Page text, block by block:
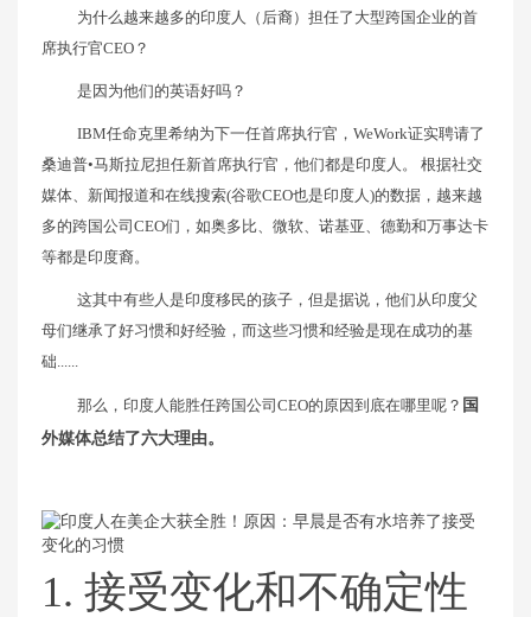
为什么越来越多的印度人（后裔）担任了大型跨国企业的首
席执行官CEO？
是因为他们的英语好吗？
IBM任命克里希纳为下一任首席执行官，WeWork证实聘请了
桑迪普•马斯拉尼担任新首席执行官，他们都是印度人。 根据社交
媒体、新闻报道和在线搜索(谷歌CEO也是印度人)的数据，越来越
多的跨国公司CEO们，如奥多比、微软、诺基亚、德勤和万事达卡
等都是印度裔。
这其中有些人是印度移民的孩子，但是据说，他们从印度父
母们继承了好习惯和好经验，而这些习惯和经验是现在成功的基
础......
那么，印度人能胜任跨国公司CEO的原因到底在哪里呢？ 国
外媒体总结了六大理由。
1. 接受变化和不确定性